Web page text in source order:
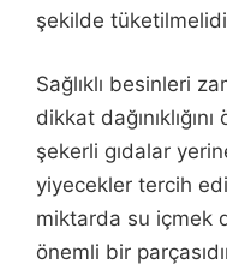
şekilde
Sağlıklı besinleri
dikkat
şekerli gıdalar
yiyecekler tercih
miktarda su içmek
önemli bir